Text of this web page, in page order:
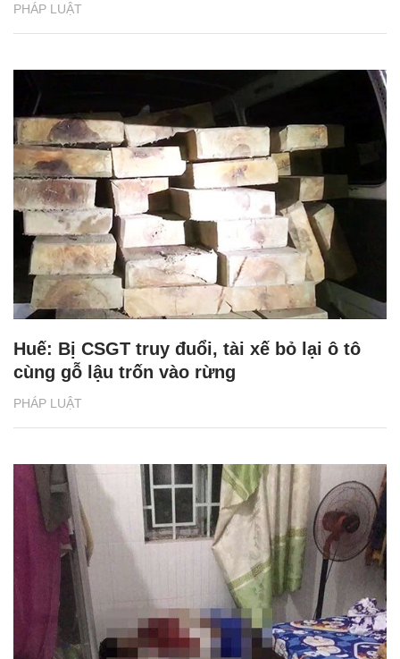
PHÁP LUẬT
PHÁP LUẬT
Huế: Bị CSGT truy đuổi, tài xế bỏ lại ô tô
cùng gỗ lậu trốn vào rừng